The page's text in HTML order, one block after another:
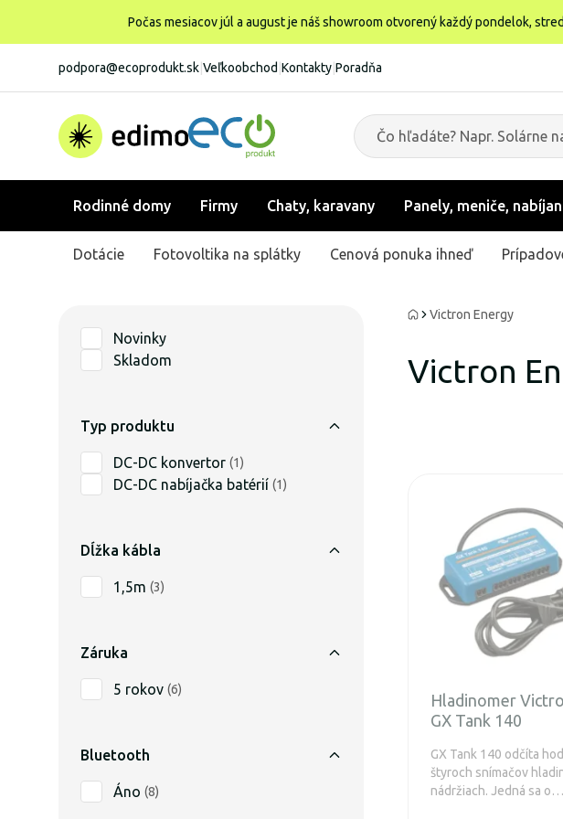
Počas mesiacov júl a august je náš showroom otvorený každý pondelok,
podpora@ecoprodukt.sk Veľkoobchod Kontakty Poradňa
Rodinné domy Firmy Chaty, karavany Panely, meniče,
Dotácie Fotovoltika na splátky Cenová ponuka ihneď
Novinky
Skladom
Typ produktu
DC-DC konvertor (1)
DC-DC nabíjačka batérií (1)
Dĺžka kábla
1,5m (3)
Záruka
5 rokov (6)
Bluetooth
Áno (8)
Victron Energy
Victron
Hladinomer
GX Tank 140
GX Tank 140 odčíta
štyroch snímačov
nádržiach. Jedná sa o